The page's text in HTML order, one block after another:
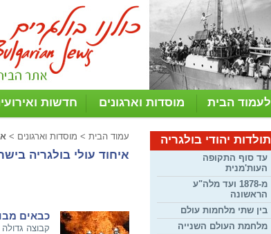
לעמוד הבית מוסדות וארגונים חדשות
תולדות יהודי בולגריה
עד סוף התקופה
העות'מנית
מ-1878 ועד מלה"ע
הראשונה
בין שתי מלחמות עולם
מלחמת העולם השנייה
עמוד הבית > מוסדות וארגונים >
איחוד עולי בולגריה
כבאים